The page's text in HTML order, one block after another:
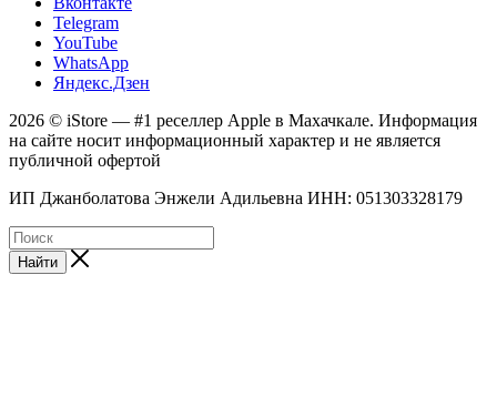
Telegram
YouTube
WhatsApp
Яндекс.Дзен
2026 © iStore — #1 реселлер Apple в Махачкале. Информация
на сайте носит информационный характер и не является
публичной офертой
ИП Джанболатова Энжели Адильевна ИНН: 051303328179
Найти